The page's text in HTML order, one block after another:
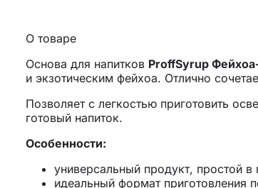
О товаре
Основа для напитков ProffSyrup
и экзотическим фейхоа. Отлично
Позволяет с легкостью приготовить
готовый напиток.
Особенности:
универсальный продукт, простой в
идеальный формат приготовления